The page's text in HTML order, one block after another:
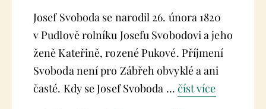
Josef Svoboda se narodil 26. února 1820
v Pudlově rolníku Josefu Svobodovi a jeho
ženě Kateřině, rozené Pukové. Příjmení
Svoboda není pro Zábřeh obvyklé a ani
časté. Kdy se Josef Svoboda … číst více